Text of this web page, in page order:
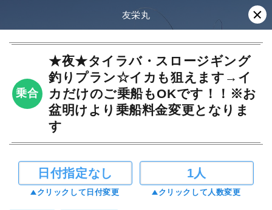
友栄丸
乗合
★夜★タイラバ・スロージギング
釣りプラン☆イカも狙えます→イ
カだけのご乗船もOKです！！※お
盆明けより乗船料金変更となりま
す
日付指定なし
クリックして日付変更
1人
クリックして人数変更